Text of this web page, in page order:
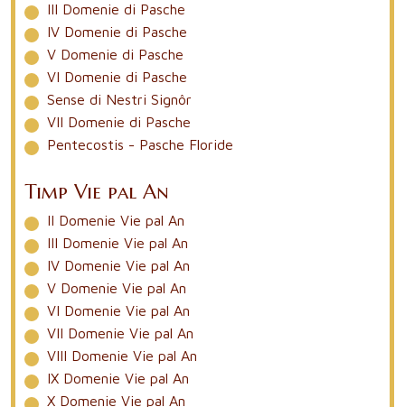
III Domenie di Pasche
IV Domenie di Pasche
V Domenie di Pasche
VI Domenie di Pasche
Sense di Nestri Signôr
VII Domenie di Pasche
Pentecostis - Pasche Floride
Timp Vie pal An
II Domenie Vie pal An
III Domenie Vie pal An
IV Domenie Vie pal An
V Domenie Vie pal An
VI Domenie Vie pal An
VII Domenie Vie pal An
VIII Domenie Vie pal An
IX Domenie Vie pal An
X Domenie Vie pal An